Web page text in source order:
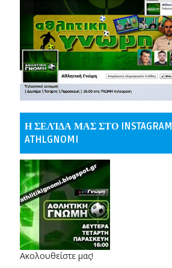
Η ΣΕΛΊΔΑ ΜΑΣ ΣΤΟ INSTAGRAM
ATHLGNOMI
Ακολουθείστε μας!